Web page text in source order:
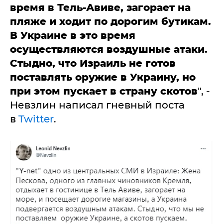
время в Тель-Авиве, загорает на
пляже и ходит по дорогим бутикам.
В Украине в это время
осуществляются воздушные атаки.
Стыдно, что Израиль не готов
поставлять оружие в Украину, но
при этом пускает в страну скотов", -
Невзлин написал гневный поста
в Twitter.